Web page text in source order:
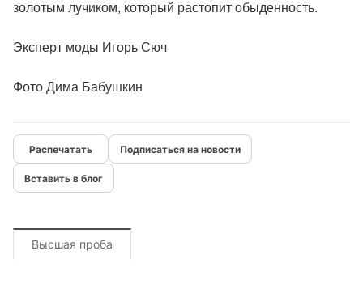
золотым лучиком, который растопит обыденность.
Эксперт моды Игорь Сюч
Фото Дима Бабушкин
Подписаться на новости
Вставить в блог
Высшая проба